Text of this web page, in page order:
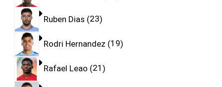
Ruben Dias 23
Rodri Hernandez 19
Rafael Leao 21